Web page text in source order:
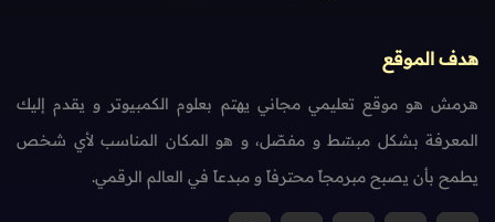
هدف الموقع
هرمش هو موقع تعليمي مجاني يهتم بعلوم الكمبيوتر و يقدم إليك
المعرفة بشكل مبسّط و مفصّل، و هو المكان المناسب لأي شخص
يطمح بأن يصبح مبرمجاً محترفاً و مبدعاً في العالم الرقمي.